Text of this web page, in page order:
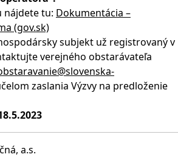
nájdete tu: Dokumentácia –
(gov.sk)
subjekt už registrovaný v
verejného obstarávateľa
zaslania Výzvy na predloženie
a.s.